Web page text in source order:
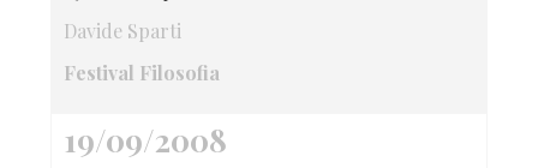
Davide Sparti
Festival Filosofia
19/09/2008